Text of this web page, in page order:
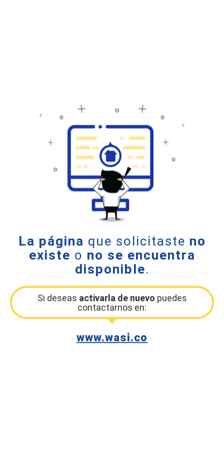
La página que solicitaste no
existe o no se encuentra
disponible.
Si deseas activarla de nuevo puedes
contactarnos en:
www.wasi.co